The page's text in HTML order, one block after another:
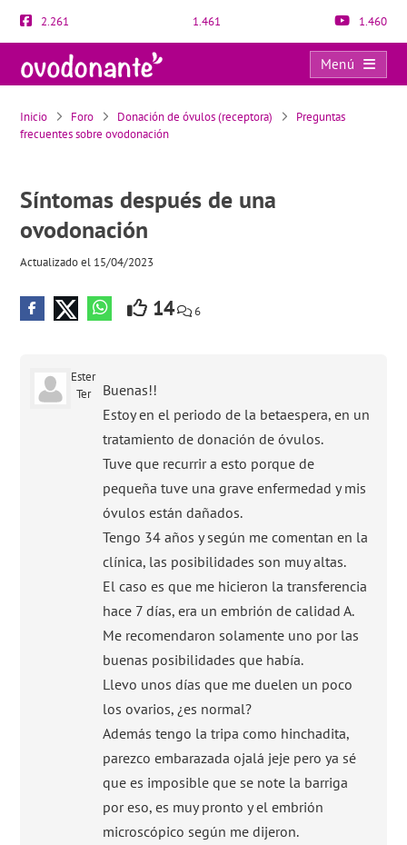
2.261 1.461 1.460
Menú
Síntomas después de una ovodonación
Inicio Foro Donación de óvulos (receptora)
Preguntas
frecuentes sobre ovodonación
Síntomas después de una
ovodonación
Actualizado el 15/04/2023
14 6
Ester
Ter
Buenas!!
Estoy en el periodo de la betaespera, en un
tratamiento de donación de óvulos.
Tuve que recurrir a esto porque de
pequeña tuve una grave enfermedad y mis
óvulos están dañados.
Tengo 34 años y según me comentan en la
clínica, las posibilidades son muy altas.
El caso es que me hicieron la transferencia
hace 7 días, era un embrión de calidad A.
Me recomendaron solamente uno por las
buenas posibilidades que había.
Llevo unos días que me duelen un poco
los ovarios, ¿es normal?
Además tengo la tripa como hinchadita,
parezco embarazada ojalá jeje pero ya sé
que es imposible que se note la barriga
por eso, es muy pronto y el embrión
microscópico según me dijeron.